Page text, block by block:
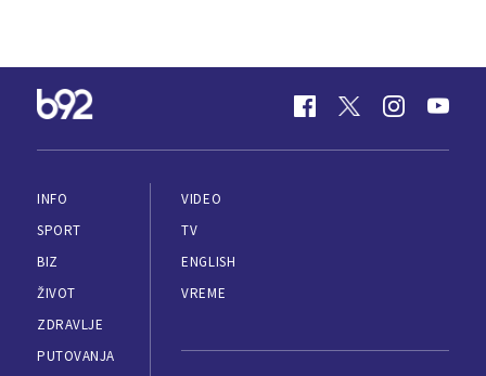
INFO
SPORT
BIZ
ŽIVOT
ZDRAVLJE
PUTOVANJA
VIDEO
TV
ENGLISH
VREME